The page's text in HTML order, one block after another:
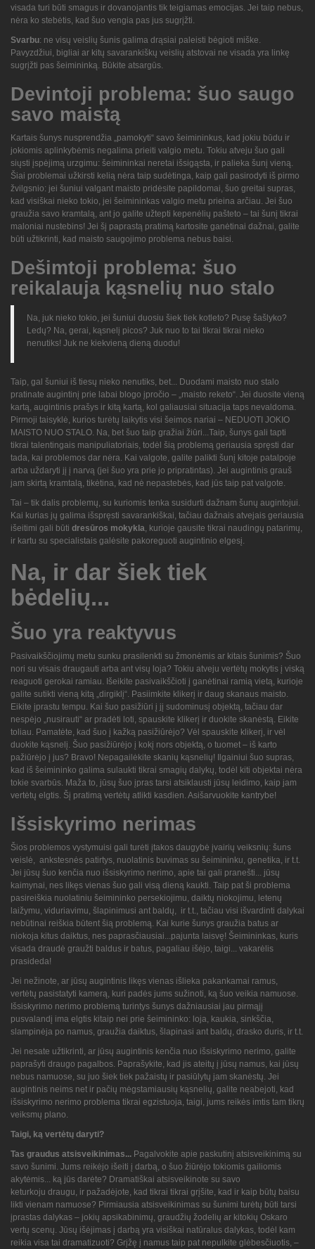
visada turi būti smagus ir dovanojantis tik teigiamas emocijas. Jei taip nebus,
nėra ko stebėtis, kad šuo vengia pas jus sugrįžti.
Svarbu: ne visų veislių šunis galima drąsiai paleisti bėgioti miške.
Pavyzdžiui, bigliai ar kitų savarankiškų veislių atstovai ne visada yra linkę
sugrįžti pas šeimininką. Būkite atsargūs.
Devintoji problema: šuo saugo
savo maistą
Kartais šunys nusprendžia „pamokyti“ savo šeimininkus, kad jokiu būdu ir
jokiomis aplinkybėmis negalima prieiti valgio metu. Tokiu atveju šuo gali
siųsti įspėjimą urzgimu: šeimininkai neretai išsigąsta, ir palieka šunį vieną.
Šiai problemai užkirsti kelią nėra taip sudėtinga, kaip gali pasirodyti iš pirmo
žvilgsnio: jei šuniui valgant maisto pridėsite papildomai, šuo greitai supras,
kad visiškai nieko tokio, jei šeimininkas valgio metu prieina arčiau. Jei šuo
graužia savo kramtalą, ant jo galite užtepti kepenėlių pašteto – tai šunį tikrai
maloniai nustebins! Jei šį paprastą pratimą kartosite ganėtinai dažnai, galite
būti užtikrinti, kad maisto saugojimo problema nebus baisi.
Dešimtoji problema: šuo
reikalauja kąsnelių nuo stalo
Na, juk nieko tokio, jei šuniui duosiu šiek tiek kotleto? Pusę šašlyko?
Ledų? Na, gerai, kąsnelį picos? Juk nuo to tai tikrai tikrai nieko
nenutiks! Juk ne kiekvieną dieną duodu!
Taip, gal šuniui iš tiesų nieko nenutiks, bet... Duodami maisto nuo stalo
pratinate augintinį prie labai blogo įpročio – „maisto reketo“. Jei duosite vieną
kartą, augintinis prašys ir kitą kartą, kol galiausiai situacija taps nevaldoma.
Pirmoji taisyklė, kurios turėtų laikytis visi šeimos nariai – NEDUOTI JOKIO
MAISTO NUO STALO. Na, bet šuo taip gražiai žiūri...Taip, šunys gali tapti
tikrai talentingais manipuliatoriais, todėl šią problemą geriausia spręsti dar
tada, kai problemos dar nėra. Kai valgote, galite palikti šunį kitoje patalpoje
arba uždaryti jį į narvą (jei šuo yra prie jo pripratintas). Jei augintinis grauš
jam skirtą kramtalą, tikėtina, kad nė nepastebės, kad jūs taip pat valgote.
Tai – tik dalis problemų, su kuriomis tenka susidurti dažnam šunų augintojui.
Kai kurias jų galima išspręsti savarankiškai, tačiau dažnais atvejais geriausia
išeitimi gali būti dresūros mokykla, kurioje gausite tikrai naudingų patarimų,
ir kartu su specialistais galėsite pakoreguoti augintinio elgesį.
Na, ir dar šiek tiek
bėdelių...
Šuo yra reaktyvus
Pasivaikščiojimų metu sunku prasilenkti su žmonėmis ar kitais šunimis? Šuo
nori su visais draugauti arba ant visų loja? Tokiu atveju vertėtų mokytis į viską
reaguoti gerokai ramiau. Išeikite pasivaikščioti į ganėtinai ramią vietą, kurioje
galite sutikti vieną kitą „dirgiklį“. Pasiimkite klikerį ir daug skanaus maisto.
Eikite įprastu tempu. Kai šuo pasižiūri į jį sudominusį objektą, tačiau dar
nespėjo „nusirauti“ ar pradėti loti, spauskite klikerį ir duokite skanėstą. Eikite
toliau. Pamatėte, kad šuo į kažką pasižiūrėjo? Vėl spauskite klikerį, ir vėl
duokite kąsnelį. Šuo pasižiūrėjo į kokį nors objektą, o tuomet – iš karto
pažiūrėjo į jus? Bravo! Nepagailėkite skanių kąsnelių! Ilgainiui šuo supras,
kad iš šeimininko galima sulaukti tikrai smagių dalykų, todėl kiti objektai nėra
tokie svarbūs. Maža to, jūsų šuo įpras tarsi atsiklausti jūsų leidimo, kaip jam
vertėtų elgtis. Šį pratimą vertėtų atlikti kasdien. Asišarvuokite kantrybe!
Išsiskyrimo nerimas
Šios problemos vystymuisi gali turėti įtakos daugybė įvairių veiksnių: šuns
veislė, ankstesnės patirtys, nuolatinis buvimas su šeimininku, genetika, ir t.t.
Jei jūsų šuo kenčia nuo išsiskyrimo nerimo, apie tai gali pranešti... jūsų
kaimynai, nes likęs vienas šuo gali visą dieną kaukti. Taip pat ši problema
pasireiškia nuolatiniu šeimininko persekiojimu, daiktų niokojimu, letenų
laižymu, viduriavimu, šlapinimusi ant baldų, ir t.t., tačiau visi išvardinti dalykai
nebūtinai reiškia būtent šią problemą. Kai kurie šunys graužia batus ar
niokoja kitus daiktus, nes paprasčiausiai...pajunta laisvę! Šeimininkas, kuris
visada draudė graužti baldus ir batus, pagaliau išėjo, taigi... vakarėlis
prasideda!
Jei nežinote, ar jūsų augintinis likęs vienas išlieka pakankamai ramus,
vertėtų pasistatyti kamerą, kuri padės jums sužinoti, ką šuo veikia namuose.
Išsiskyrimo nerimo problemą turintys šunys dažniausiai jau pirmąjį
pusvalandį ima elgtis kitaip nei prie šeimininko: loja, kaukia, sinkščia,
slampinėja po namus, graužia daiktus, šlapinasi ant baldų, drasko duris, ir t.t.
Jei nesate užtikrinti, ar jūsų augintinis kenčia nuo išsiskyrimo nerimo, galite
paprašyti draugo pagalbos. Paprašykite, kad jis ateitų į jūsų namus, kai jūsų
nebus namuose, su juo šiek tiek pažaistų ir pasiūlytų jam skanėstų. Jei
augintinis neims net ir pačių mėgstamiausių kąsnelių, galite neabejoti, kad
išsiskyrimo nerimo problema tikrai egzistuoja, taigi, jums reikės imtis tam tikrų
veiksmų plano.
Taigi, ką vertėtų daryti?
Tas graudus atsisveikinimas... Pagalvokite apie paskutinį atsisveikinimą su
savo šunimi. Jums reikėjo išeiti į darbą, o šuo žiūrėjo tokiomis gailiomis
akytėmis... ką jūs darėte? Dramatiškai atsisveikinote su savo
keturkoju draugu, ir pažadėjote, kad tikrai tikrai grįšite, kad ir kaip būtų baisu
likti vienam namuose? Pirmiausia atsisveikinimas su šunimi turėtų būti tarsi
įprastas dalykas – jokių apsikabinimų, graudžių žodelių ar kitokių Oskaro
vertų scenų. Jūsų išėjimas į darbą yra visiškai natūralus dalykas, todėl kam
reikia visa tai dramatizuoti? Grįžę į namus taip pat nepulkite glėbesčiuotis, –